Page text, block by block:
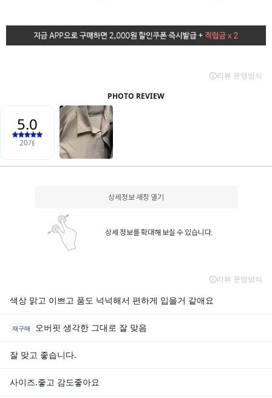
상세정보 새창 열기
상세 정보를 확대해 보실 수 있습니다.